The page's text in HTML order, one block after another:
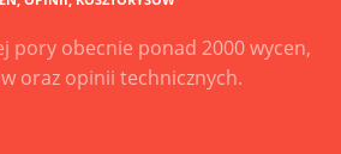
pory obecnie ponad 2000 wycen,
oraz opinii technicznych.